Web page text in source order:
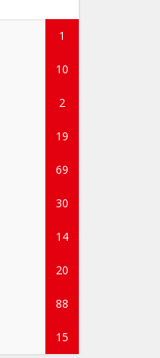
1
10
2
19
69
30
14
20
88
15